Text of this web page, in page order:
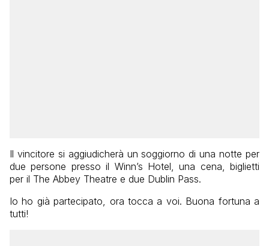
Il vincitore si aggiudicherà un soggiorno di una notte per
due persone presso il Winn’s Hotel, una cena, biglietti
per il The Abbey Theatre e due Dublin Pass.
Io ho già partecipato, ora tocca a voi. Buona fortuna a
tutti!